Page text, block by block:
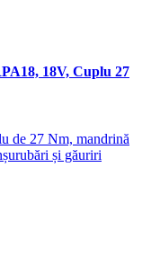
18V, Cuplu 27
de 27 Nm, mandrină
și găuriri